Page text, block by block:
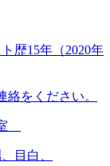
歴15年（2020年
をください。
目白、